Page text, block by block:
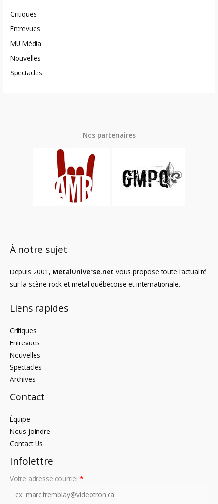
Critiques
Entrevues
MU Média
Nouvelles
Spectacles
Nos partenaires
À notre sujet
Depuis 2001, MetalUniverse.net vous propose toute l’actualité
sur la scène rock et metal québécoise et internationale.
Liens rapides
Critiques
Entrevues
Nouvelles
Spectacles
Archives
Contact
Équipe
Nous joindre
Contact Us
Infolettre
Votre adresse courriel *